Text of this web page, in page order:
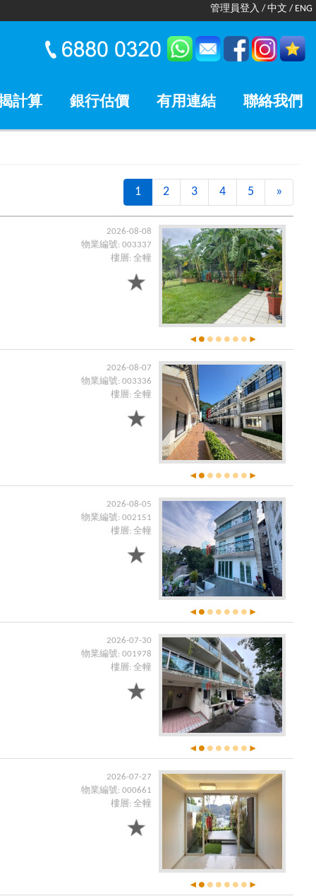
管理員登入 / 中文 / ENG
計算 銀行估價 有用連結 聯絡我們
1 2 3 4 5 »
2026-08-08
物業編號: 003337
樓層: 全幢
2026-08-07
物業編號: 003336
樓層: 全幢
2026-08-05
物業編號: 002151
樓層: 全幢
2026-07-30
物業編號: 001978
樓層: 全幢
2026-07-27
物業編號: 000661
樓層: 全幢